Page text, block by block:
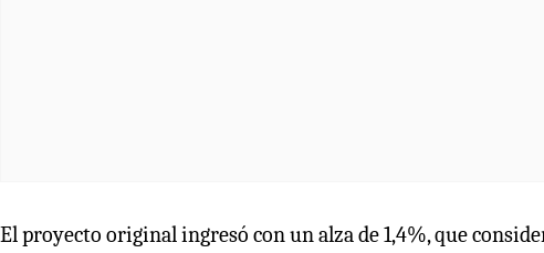
El proyecto original ingresó con un alza de 1,4%, que